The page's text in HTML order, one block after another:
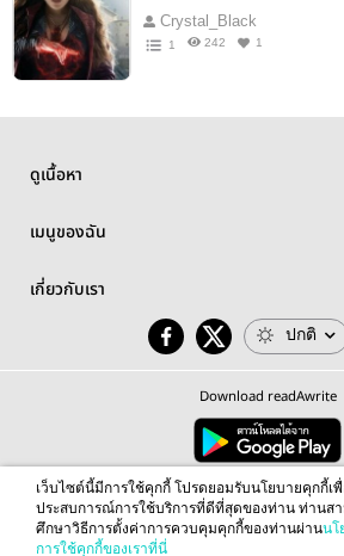
Crystal_Black
1 242 1
ดูเนื้อหา
เมนูของฉัน
เกี่ยวกับเรา
ปกติ
Download readAwrite
© 2026 readAwrite.com by MEB Corporation
This site is protected by reCAPTCHA and the Google Privacy Policy
เว็บไซต์นี้มีการใช้คุกกี้ โปรดยอมรับนโยบายคุกกี้เ
ประสบการณ์การใช้บริการที่ดีที่สุดของท่าน ท่านส
ศึกษาวิธีการตั้งค่าการควบคุมคุกกี้ของท่านผ่านนโ
การใช้คุกกี้ของเราที่นี่